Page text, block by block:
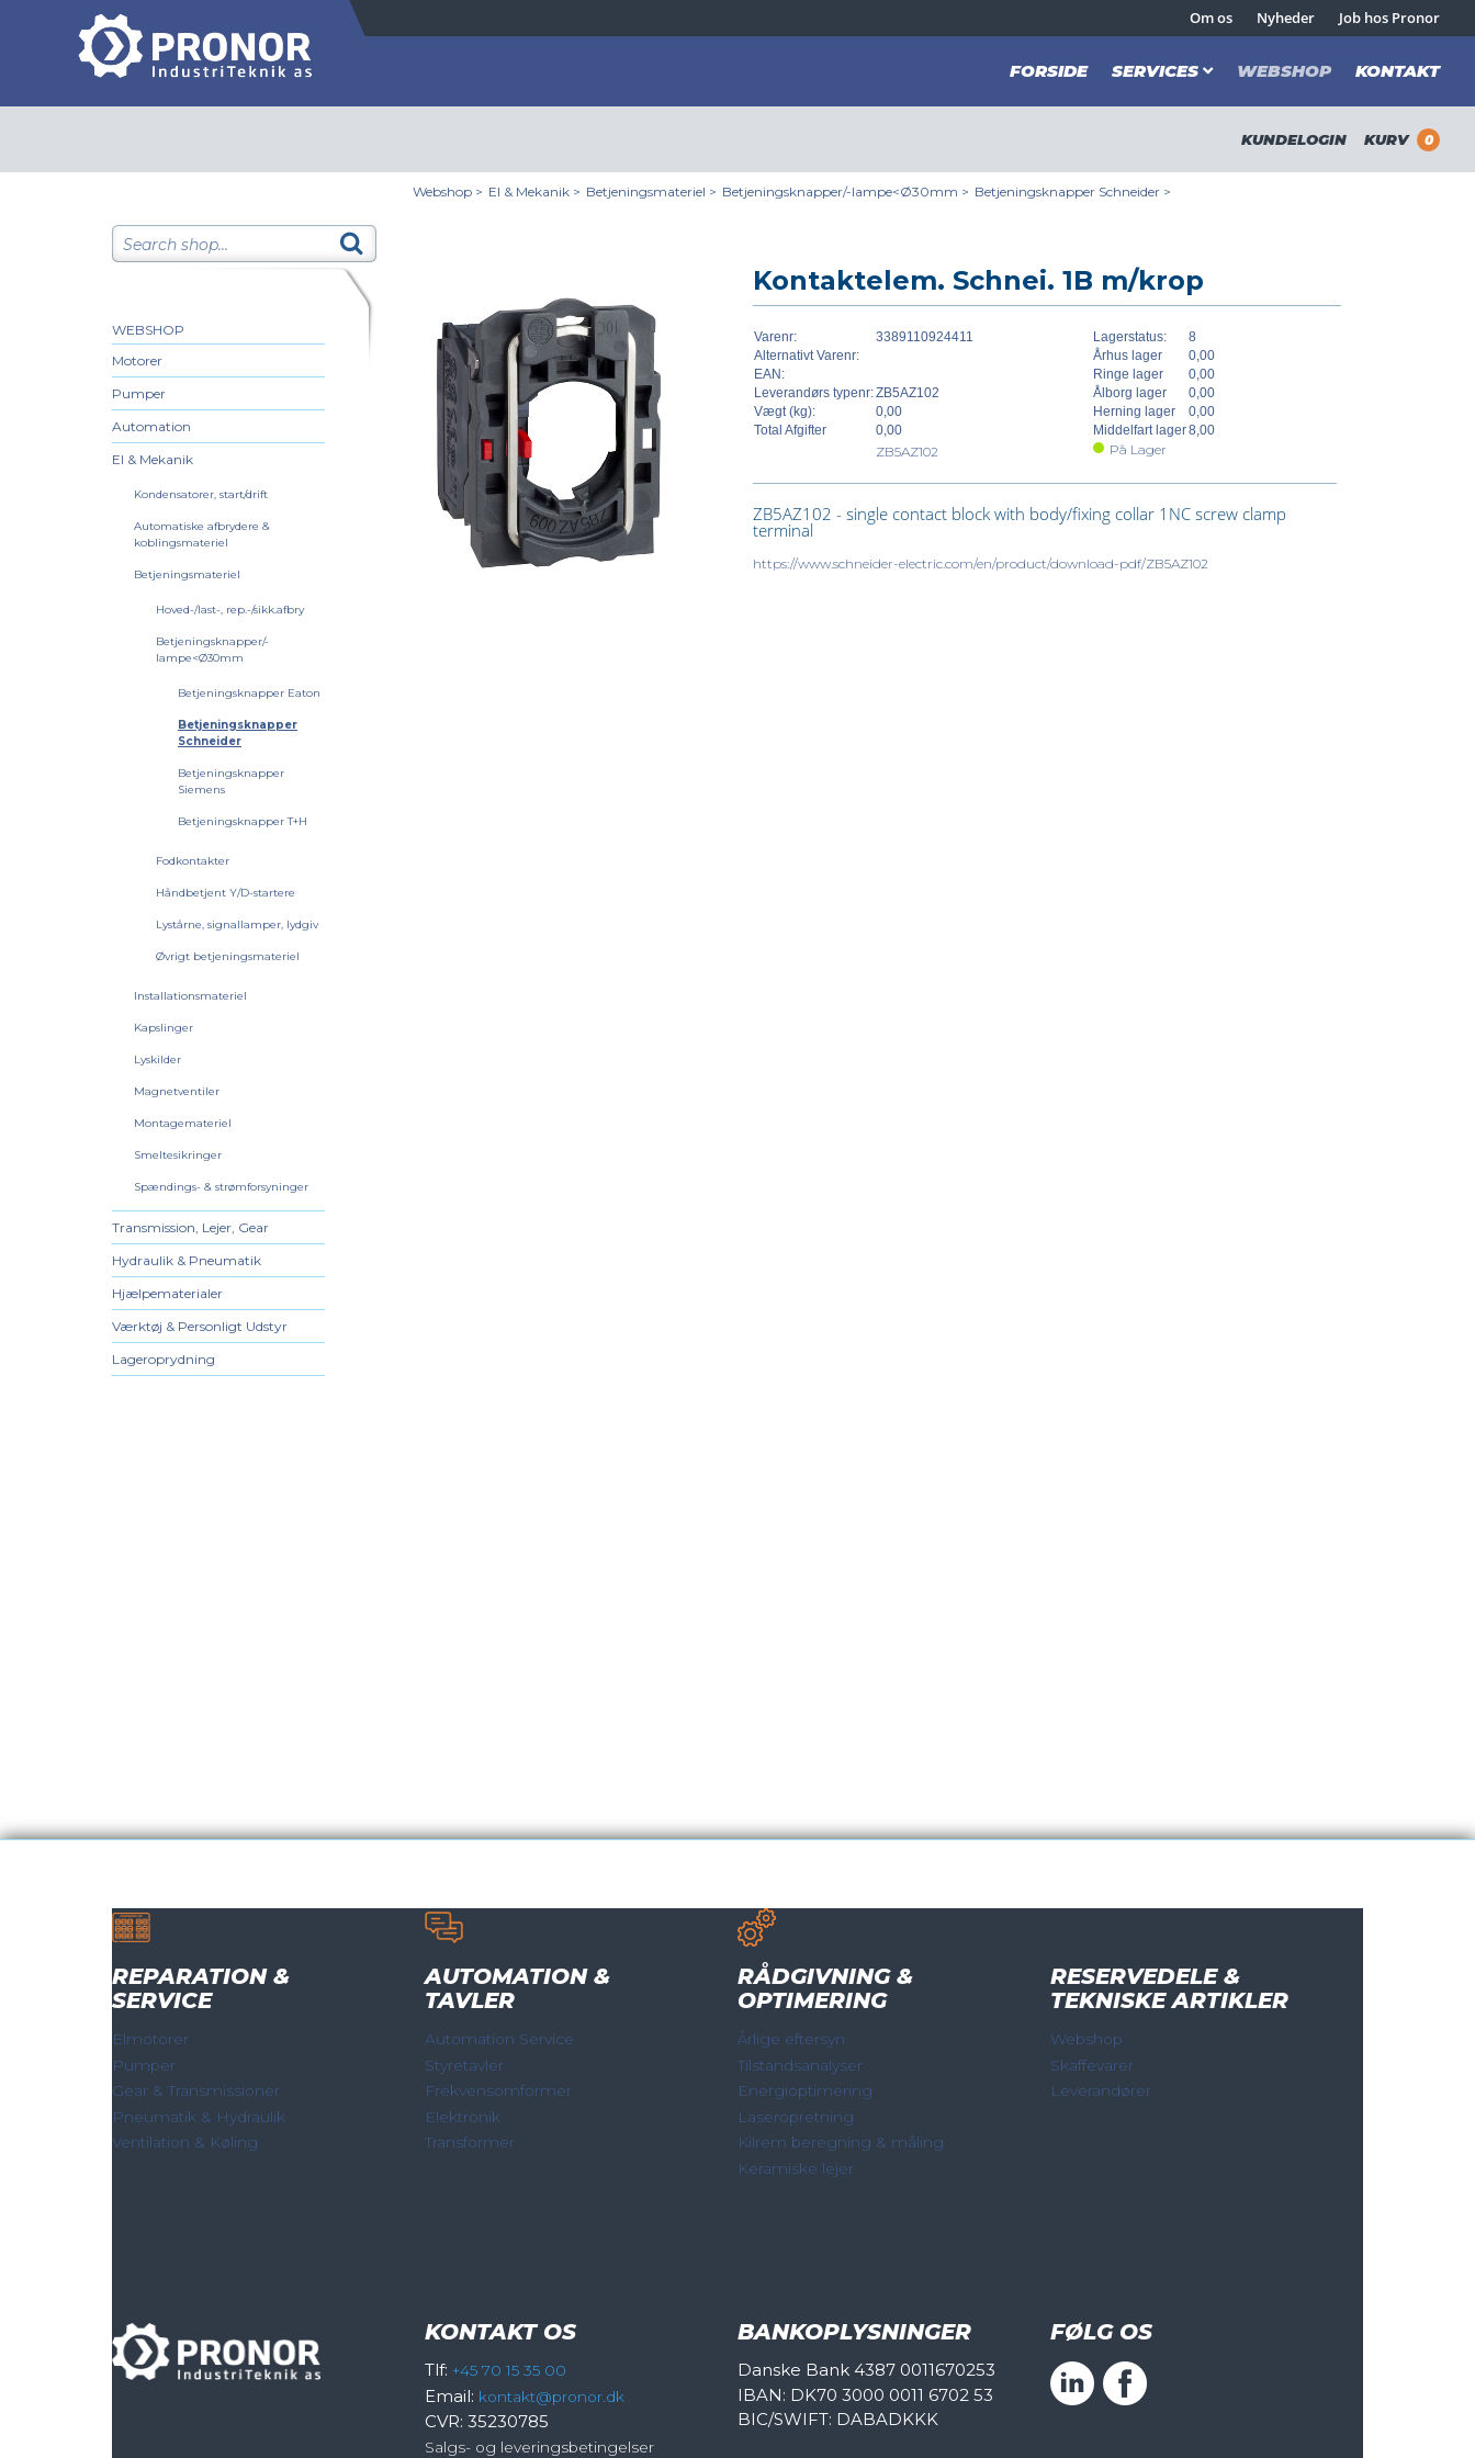
Om os Nyheder Job hos Pronor
FORSIDE SERVICES WEBSHOP KONTAKT
KUNDELOGIN KURV 0
WEBSHOP
Motorer
Pumper
Automation
El & Mekanik
Kondensatorer, start/drift
Automatiske afbrydere &
koblingsmateriel
Betjeningsmateriel
Hoved-/last-, rep.-/sikk.afbry
Betjeningsknapper/-
lampe<Ø30mm
Betjeningsknapper Eaton
Betjeningsknapper
Schneider
Betjeningsknapper
Siemens
Betjeningsknapper T+H
Fodkontakter
Håndbetjent Y/D-startere
Lystårne, signallamper, lydgiv
Øvrigt betjeningsmateriel
Installationsmateriel
Kapslinger
Lyskilder
Magnetventiler
Montagemateriel
Smeltesikringer
Spændings- & strømforsyninger
Transmission, Lejer, Gear
Hydraulik & Pneumatik
Hjælpematerialer
Værktøj & Personligt Udstyr
Lageroprydning
Webshop > El & Mekanik > Betjeningsmateriel > Betjeningsknapper/-lampe<Ø30mm > Betjeningsknapper Schneider >
Kontaktelem. Schnei. 1B m/krop
Varenr:
3389110924411
Alternativt Varenr:
EAN:
Leverandørs typenr:ZB5AZ102
Vægt (kg):
0,00
Total Afgifter
0,00
ZB5AZ102
Lagerstatus:
8
Århus lager
0,00
Ringe lager
0,00
Ålborg lager
0,00
Herning lager
0,00
Middelfart lager8,00
På Lager
ZB5AZ102 - single contact block with body/fixing collar 1NC screw clamp
terminal
https://www.schneider-electric.com/en/product/download-pdf/ZB5AZ102
REPARATION &
SERVICE
Elmotorer
Pumper
Gear & Transmissioner
Pneumatik & Hydraulik
Ventilation & Køling
AUTOMATION &
TAVLER
Automation Service
Styretavler
Frekvensomformer
Elektronik
Transformer
RÅDGIVNING &
OPTIMERING
Årlige eftersyn
Tilstandsanalyser
Energioptimering
Laseropretning
Kilrem beregning & måling
Keramiske lejer
RESERVEDELE &
TEKNISKE ARTIKLER
Webshop
Skaffevarer
Leverandører
KONTAKT OS
Tlf: +45 70 15 35 00
Email: kontakt@pronor.dk
CVR: 35230785
Salgs- og leveringsbetingelser
BANKOPLYSNINGER
Danske Bank 4387 0011670253
IBAN: DK70 3000 0011 6702 53
BIC/SWIFT: DABADKKK
FØLG OS